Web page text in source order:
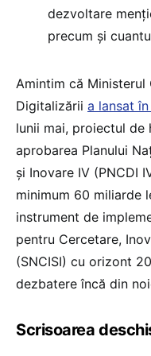
dezvoltare
precum și
Amintim că Ministerul
Digitalizării a lansat
lunii mai, proiectul de
aprobarea Planului
și Inovare IV (PNCDI
minimum 60 miliarde
instrument de
pentru Cercetare,
(SNCISI) cu orizont
dezbatere încă din
Scrisoarea